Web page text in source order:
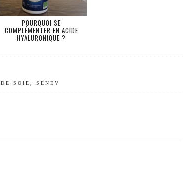
POURQUOI SE
COMPLÉMENTER EN ACIDE
HYALURONIQUE ?
SOIE , SENEV